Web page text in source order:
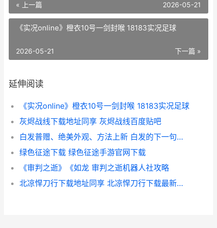
« 上一篇 2026-05-21
《实况online》橙衣10号一剑封喉 18183实况足球
下一篇 »
2026-05-21
延伸阅读
《实况online》橙衣10号一剑封喉 18183实况足球
灰烬战线下载地址同享 灰烬战线百度贴吧
白发普赠、绝美外观、方法上新 白发的下一句是什么
绿色征途下载 绿色征途手游官网下载
《审判之逝》《如龙 审判之逝机器人社攻略
北凉悍刀行下载地址同享 北凉悍刀行下载最新版下载